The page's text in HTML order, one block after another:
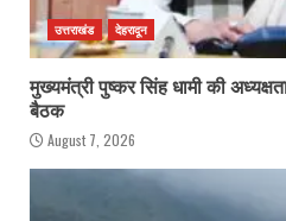
उत्तराखंड देहरादून
मुख्यमंत्री पुष्कर सिंह धामी की
बैठक
August 7, 2026